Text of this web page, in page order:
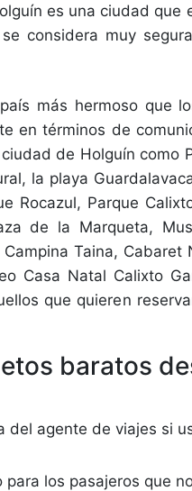
es una ciudad que
considera muy
más hermoso que
en términos de
de Holguín como
la playa
Rocazul, Parque
de la Marqueta,
Taina, Cabaret
Casa Natal Calixto
que quieren
baratos
del agente de viajes si
los pasajeros que